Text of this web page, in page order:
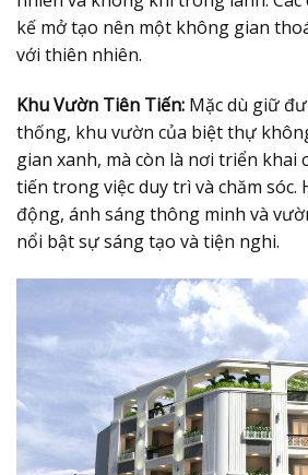
kế mở tạo nên một không gian
với thiên nhiên.
Khu Vườn Tiên Tiến: Mặc dù giữ
thống, khu vườn của biệt thự
gian xanh, mà còn là nơi triển khai
tiến trong việc duy trì và chăm
động, ánh sáng thông minh và
nổi bật sự sáng tạo và tiện nghi.